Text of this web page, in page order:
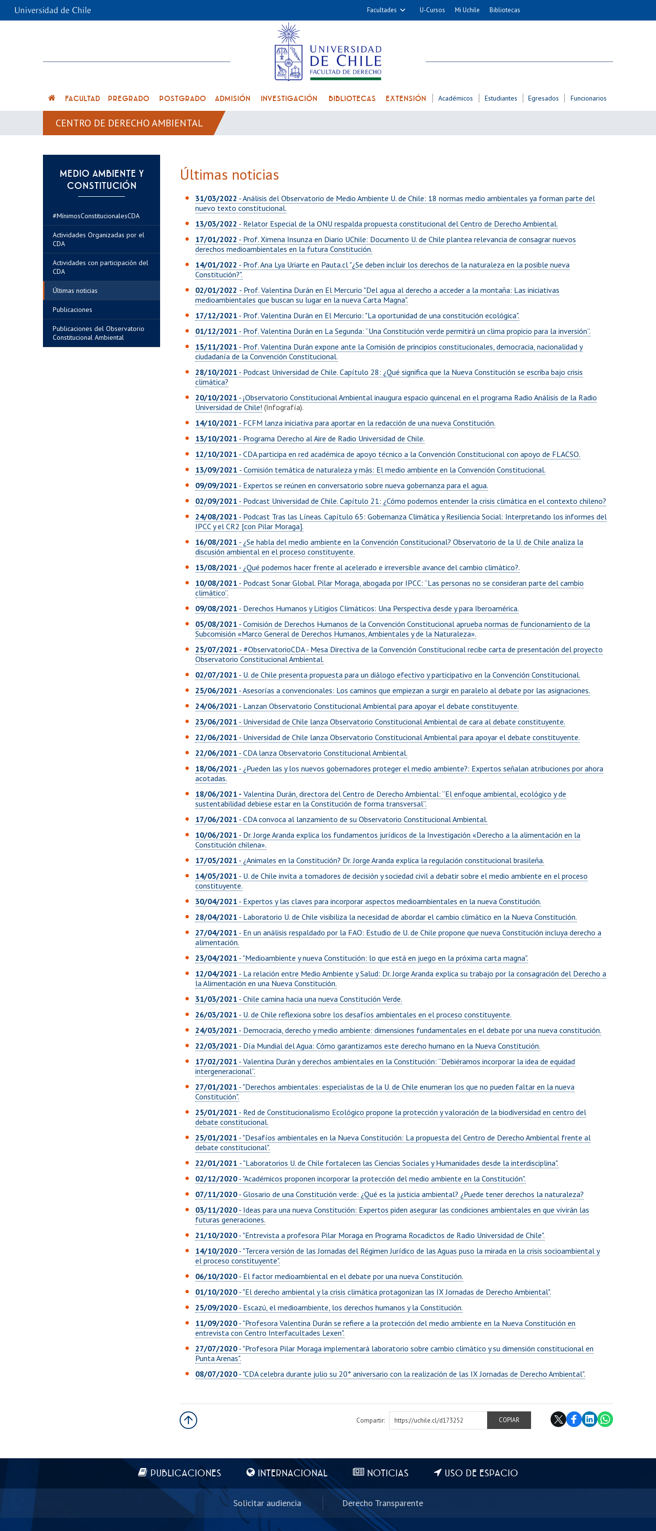
Facultades
Cs. Químicas y Farmacéuticas
Medicina
Odontología
U-Cursos Mi Uchile Bibliotecas
FACULTAD PREGRADO POSTGRADO ADMISIÓN INVESTIGACIÓN BIBLIOTECAS EXTENSIÓN Académicos Estudiantes Egresados Funcionarios
CENTRO DE DERECHO AMBIENTAL
MEDIO AMBIENTE Y
CONSTITUCIÓN
#MínimosConstitucionalesCDA
Actividades Organizadas por el
CDA
Actividades con participación del
CDA
Últimas noticias
Publicaciones
Publicaciones del Observatorio
Constitucional Ambiental
Últimas noticias
31/03/2022 - Análisis del Observatorio de Medio Ambiente U. de Chile: 18 normas medio ambientales ya forman parte del
nuevo texto constitucional.
13/03/2022 - Relator Especial de la ONU respalda propuesta constitucional del Centro de Derecho Ambiental.
17/01/2022 - Prof. Ximena Insunza en Diario UChile: Documento U. de Chile plantea relevancia de consagrar nuevos
derechos medioambientales en la futura Constitución.
14/01/2022 - Prof. Ana Lya Uriarte en Pauta.cl "¿Se deben incluir los derechos de la naturaleza en la posible nueva
Constitución?".
02/01/2022 - Prof. Valentina Durán en El Mercurio "Del agua al derecho a acceder a la montaña: Las iniciativas
medioambientales que buscan su lugar en la nueva Carta Magna".
17/12/2021 - Prof. Valentina Durán en El Mercurio: "La oportunidad de una constitución ecológica".
01/12/2021 - Prof. Valentina Durán en La Segunda: “Una Constitución verde permitirá un clima propicio para la inversión”.
15/11/2021 - Prof. Valentina Durán expone ante la Comisión de principios constitucionales, democracia, nacionalidad y
ciudadanía de la Convención Constitucional.
28/10/2021 - Podcast Universidad de Chile. Capítulo 28: ¿Qué significa que la Nueva Constitución se escriba bajo crisis
climática?
20/10/2021 - ¡Observatorio Constitucional Ambiental inaugura espacio quincenal en el programa Radio Análisis de la Radio
Universidad de Chile! (Infografía).
14/10/2021 - FCFM lanza iniciativa para aportar en la redacción de una nueva Constitución.
13/10/2021 - Programa Derecho al Aire de Radio Universidad de Chile.
12/10/2021 - CDA participa en red académica de apoyo técnico a la Convención Constitucional con apoyo de FLACSO.
13/09/2021 - Comisión temática de naturaleza y más: El medio ambiente en la Convención Constitucional.
09/09/2021 - Expertos se reúnen en conversatorio sobre nueva gobernanza para el agua.
02/09/2021 - Podcast Universidad de Chile. Capítulo 21: ¿Cómo podemos entender la crisis climática en el contexto chileno?
24/08/2021 - Podcast Tras las Líneas. Capítulo 65: Gobernanza Climática y Resiliencia Social: Interpretando los informes del
IPCC y el CR2 [con Pilar Moraga].
16/08/2021 - ¿Se habla del medio ambiente en la Convención Constitucional? Observatorio de la U. de Chile analiza la
discusión ambiental en el proceso constituyente.
13/08/2021 - ¿Qué podemos hacer frente al acelerado e irreversible avance del cambio climático?.
10/08/2021 - Podcast Sonar Global. Pilar Moraga, abogada por IPCC: “Las personas no se consideran parte del cambio
climático”.
09/08/2021 - Derechos Humanos y Litigios Climáticos: Una Perspectiva desde y para Iberoamérica.
05/08/2021 - Comisión de Derechos Humanos de la Convención Constitucional aprueba normas de funcionamiento de la
Subcomisión «Marco General de Derechos Humanos, Ambientales y de la Naturaleza».
25/07/2021 - #ObservatorioCDA - Mesa Directiva de la Convención Constitucional recibe carta de presentación del proyecto
Observatorio Constitucional Ambiental.
02/07/2021 - U. de Chile presenta propuesta para un diálogo efectivo y participativo en la Convención Constitucional.
25/06/2021 - Asesorías a convencionales: Los caminos que empiezan a surgir en paralelo al debate por las asignaciones.
24/06/2021 - Lanzan Observatorio Constitucional Ambiental para apoyar el debate constituyente.
23/06/2021 - Universidad de Chile lanza Observatorio Constitucional Ambiental de cara al debate constituyente.
22/06/2021 - Universidad de Chile lanza Observatorio Constitucional Ambiental para apoyar el debate constituyente.
22/06/2021 - CDA lanza Observatorio Constitucional Ambiental.
18/06/2021 - ¿Pueden las y los nuevos gobernadores proteger el medio ambiente?: Expertos señalan atribuciones por ahora
acotadas.
18/06/2021 - Valentina Durán, directora del Centro de Derecho Ambiental: “El enfoque ambiental, ecológico y de
sustentabilidad debiese estar en la Constitución de forma transversal”.
17/06/2021 - CDA convoca al lanzamiento de su Observatorio Constitucional Ambiental.
10/06/2021 - Dr. Jorge Aranda explica los fundamentos jurídicos de la Investigación «Derecho a la alimentación en la
Constitución chilena».
17/05/2021 - ¿Animales en la Constitución? Dr. Jorge Aranda explica la regulación constitucional brasileña.
14/05/2021 - U. de Chile invita a tomadores de decisión y sociedad civil a debatir sobre el medio ambiente en el proceso
constituyente.
30/04/2021 - Expertos y las claves para incorporar aspectos medioambientales en la nueva Constitución.
28/04/2021 - Laboratorio U. de Chile visibiliza la necesidad de abordar el cambio climático en la Nueva Constitución.
27/04/2021 - En un análisis respaldado por la FAO: Estudio de U. de Chile propone que nueva Constitución incluya derecho a
alimentación.
23/04/2021 - "Medioambiente y nueva Constitución: lo que está en juego en la próxima carta magna".
12/04/2021 - La relación entre Medio Ambiente y Salud: Dr. Jorge Aranda explica su trabajo por la consagración del Derecho a
la Alimentación en una Nueva Constitución.
31/03/2021 - Chile camina hacia una nueva Constitución Verde.
26/03/2021 - U. de Chile reflexiona sobre los desafíos ambientales en el proceso constituyente.
24/03/2021 - Democracia, derecho y medio ambiente: dimensiones fundamentales en el debate por una nueva constitución.
22/03/2021 - Día Mundial del Agua: Cómo garantizamos este derecho humano en la Nueva Constitución.
17/02/2021 - Valentina Durán y derechos ambientales en la Constitución: “Debiéramos incorporar la idea de equidad
intergeneracional”.
27/01/2021 - "Derechos ambientales: especialistas de la U. de Chile enumeran los que no pueden faltar en la nueva
Constitución".
25/01/2021 - Red de Constitucionalismo Ecológico propone la protección y valoración de la biodiversidad en centro del
debate constitucional.
25/01/2021 - "Desafíos ambientales en la Nueva Constitución: La propuesta del Centro de Derecho Ambiental frente al
debate constitucional".
22/01/2021 - "Laboratorios U. de Chile fortalecen las Ciencias Sociales y Humanidades desde la interdisciplina".
02/12/2020 - "Académicos proponen incorporar la protección del medio ambiente en la Constitución".
07/11/2020 - Glosario de una Constitución verde: ¿Qué es la justicia ambiental? ¿Puede tener derechos la naturaleza?
03/11/2020 - Ideas para una nueva Constitución: Expertos piden asegurar las condiciones ambientales en que vivirán las
futuras generaciones.
21/10/2020 - "Entrevista a profesora Pilar Moraga en Programa Rocadictos de Radio Universidad de Chile".
14/10/2020 - "Tercera versión de las Jornadas del Régimen Jurídico de las Aguas puso la mirada en la crisis socioambiental y
el proceso constituyente".
06/10/2020 - El factor medioambiental en el debate por una nueva Constitución.
01/10/2020 - "El derecho ambiental y la crisis climática protagonizan las IX Jornadas de Derecho Ambiental".
25/09/2020 - Escazú, el medioambiente, los derechos humanos y la Constitución.
11/09/2020 - "Profesora Valentina Durán se refiere a la protección del medio ambiente en la Nueva Constitución en
entrevista con Centro Interfacultades Lexen".
27/07/2020 - "Profesora Pilar Moraga implementará laboratorio sobre cambio climático y su dimensión constitucional en
Punta Arenas".
08/07/2020 - "CDA celebra durante julio su 20° aniversario con la realización de las IX Jornadas de Derecho Ambiental".
Compartir:
https://uchile.cl/d173252
COPIAR
PUBLICACIONES INTERNACIONAL NOTICIAS USO DE ESPACIO
Solicitar audiencia Derecho Transparente